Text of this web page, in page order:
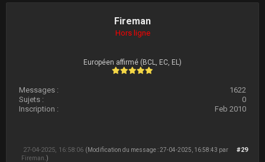
Fireman
Hors ligne
Européen affirmé (BCL, EC, EL)
Messages :
1622
Sujets :
0
Inscription :
Feb 2010
#29
27-04-2025, 16:58:06 (Modification du message : 27-04-2025, 16:58:43 par
Fireman .)